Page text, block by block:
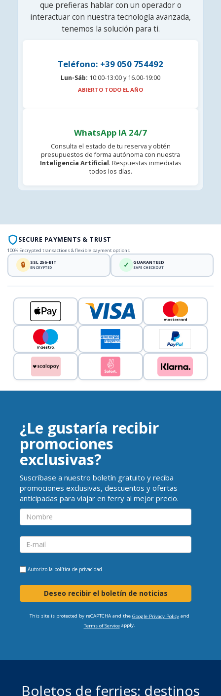
que prefieras hablar con un operador o
interactuar con nuestra tecnología avanzada,
tenemos la solución para ti.
Teléfono: +39 050 754492
Lun-Sáb: 10:00-13:00 y 16.00-19:00
ABIERTO TODO EL AÑO
WhatsApp IA 24/7
Consulta el estado de tu reserva y obtén
presupuestos de forma autónoma con nuestra
Inteligencia Artificial. Respuestas inmediatas
todos los días.
SECURE PAYMENTS & TRUST
100% Encrypted transactions & flexible payment options
🔒 SSL 256-BIT
ENCRYPTED ✓ GUARANTEED
SAFE CHECKOUT
¿Le gustaría recibir
promociones
exclusivas?
Suscríbase a nuestro boletín gratuito y reciba
promociones exclusivas, descuentos y ofertas
anticipadas para viajar en ferry al mejor precio.
Autorizo la política de privacidad
Deseo recibir el boletín de noticias
This site is protected by reCAPTCHA and the Google Privacy Policyand
Terms of Serviceapply.
Boletos de ferries: destinos